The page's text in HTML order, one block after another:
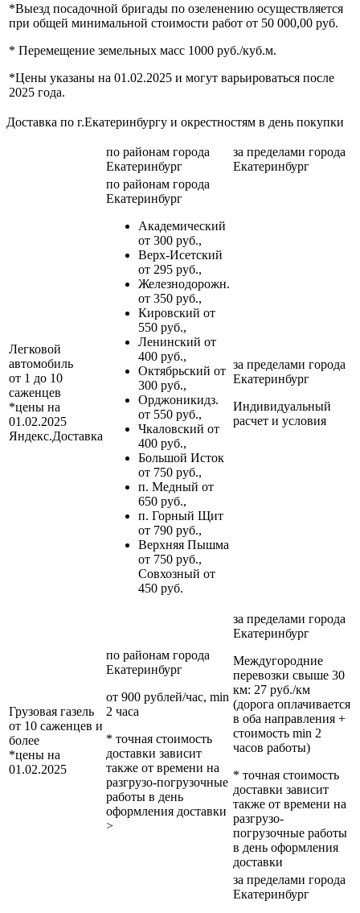
*Выезд посадочной бригады по озеленению осуществляется
при общей минимальной стоимости работ от 50 000,00 руб.
* Перемещение земельных масс 1000 руб./куб.м.
*Цены указаны на 01.02.2025 и могут варьироваться после
2025 года.
Доставка по г.Екатеринбургу и окрестностям в день покупки
по районам города
Екатеринбург
за пределами города
Екатеринбург
Легковой
автомобиль
от 1 до 10
саженцев
*цены на
01.02.2025
Яндекс.Доставка
по районам города
Екатеринбург
Академический
от 300 руб.,
Верх-Исетский
от 295 руб.,
Железнодорожн.
от 350 руб.,
Кировский от
550 руб.,
Ленинский от
400 руб.,
Октябрьский от
300 руб.,
Орджоникидз.
от 550 руб.,
Чкаловский от
400 руб.,
Большой Исток
от 750 руб.,
п. Медный от
650 руб.,
п. Горный Щит
от 790 руб.,
Верхняя Пышма
от 750 руб.,
Совхозный от
450 руб.
за пределами города
Екатеринбург
Индивидуальный
расчет и условия
Грузовая газель
от 10 саженцев и
более
*цены на
01.02.2025
по районам города
Екатеринбург
от 900 рублей/час, min
2 часа
* точная стоимость
доставки зависит
также от времени на
разгрузо-погрузочные
работы в день
оформления доставки
>
за пределами города
Екатеринбург
Междугородние
перевозки свыше 30
км: 27 руб./км
(дорога оплачивается
в оба направления +
стоимость min 2
часов работы)
* точная стоимость
доставки зависит
также от времени на
разгрузо-
погрузочные работы
в день оформления
доставки
за пределами города
Екатеринбург